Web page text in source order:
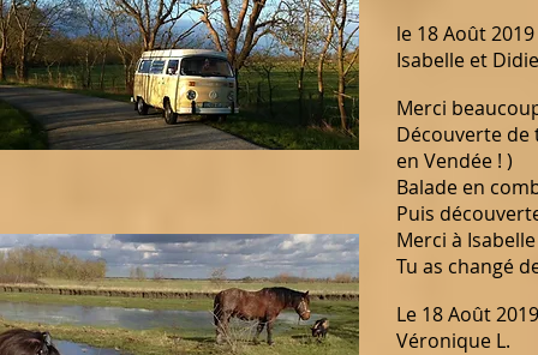
le 18 Août 2019
Isabelle et
Merci
Découverte
en Vendée ! )
Balade en
Puis
Merci à
Tu as changé
Le 18 Août 2019
Véronique L.